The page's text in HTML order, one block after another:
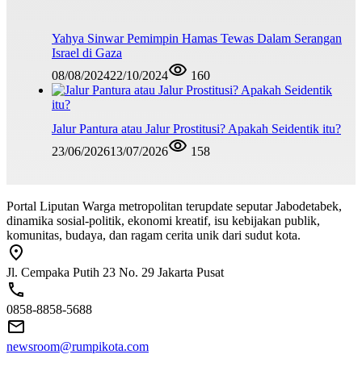
Yahya Sinwar Pemimpin Hamas Tewas Dalam Serangan
Israel di Gaza
08/08/202422/10/2024 160
Jalur Pantura atau Jalur Prostitusi? Apakah Seidentik itu?
23/06/202613/07/2026 158
Portal Liputan Warga metropolitan terupdate seputar Jabodetabek,
dinamika sosial-politik, ekonomi kreatif, isu kebijakan publik,
komunitas, budaya, dan ragam cerita unik dari sudut kota.
Jl. Cempaka Putih 23 No. 29 Jakarta Pusat
0858-8858-5688
newsroom@rumpikota.com